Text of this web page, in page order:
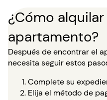
¿Cómo alquilar
apartamento?
Después de encontrar el
necesita seguir estos
Complete su
Elija el método de